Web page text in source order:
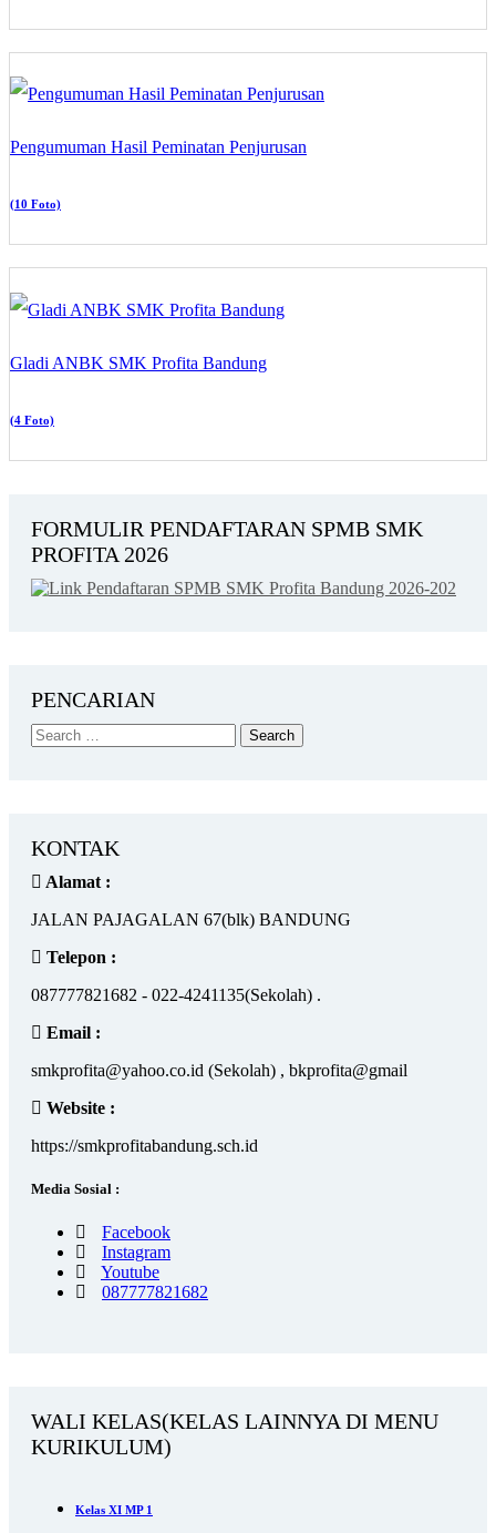
Pengumuman Hasil Peminatan Penjurusan
(10 Foto)
Gladi ANBK SMK Profita Bandung
(4 Foto)
FORMULIR PENDAFTARAN SPMB SMK
PROFITA 2026
PENCARIAN
KONTAK
Alamat :
JALAN PAJAGALAN 67(blk) BANDUNG
Telepon :
087777821682 - 022-4241135(Sekolah) .
Email :
smkprofita@yahoo.co.id (Sekolah) , bkprofita@gmail
Website :
https://smkprofitabandung.sch.id
Media Sosial :
Facebook
Instagram
Youtube
087777821682
WALI KELAS(KELAS LAINNYA DI MENU
KURIKULUM)
Kelas XI MP 1